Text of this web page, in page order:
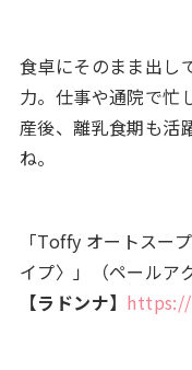
食卓にそのまま出し
力。仕事や通院で忙
産後、離乳食期も活
ね。
「Toffy オートスー
イプ〉」（ペールア
【ラドンナ】